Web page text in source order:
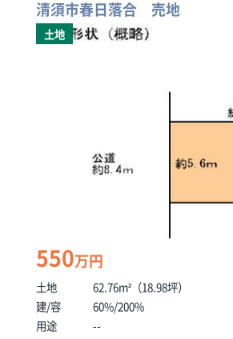
清須市春日落合 売地
土地
550万円
土地
62.76m²（18.98坪）
建/容
60%/200%
用途
--